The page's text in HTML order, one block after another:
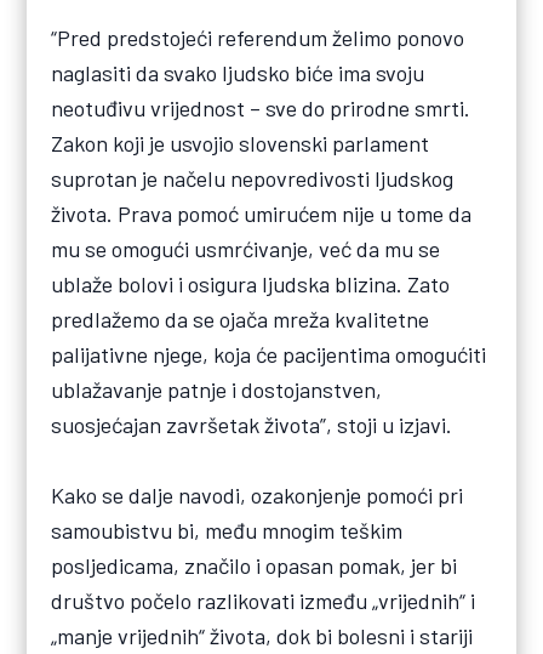
“Pred predstojeći referendum želimo ponovo
naglasiti da svako ljudsko biće ima svoju
neotuđivu vrijednost – sve do prirodne smrti.
Zakon koji je usvojio slovenski parlament
suprotan je načelu nepovredivosti ljudskog
života. Prava pomoć umirućem nije u tome da
mu se omogući usmrćivanje, već da mu se
ublaže bolovi i osigura ljudska blizina. Zato
predlažemo da se ojača mreža kvalitetne
palijativne njege, koja će pacijentima omogućiti
ublažavanje patnje i dostojanstven,
suosjećajan završetak života”, stoji u izjavi.
Kako se dalje navodi, ozakonjenje pomoći pri
samoubistvu bi, među mnogim teškim
posljedicama, značilo i opasan pomak, jer bi
društvo počelo razlikovati između „vrijednih“ i
„manje vrijednih“ života, dok bi bolesni i stariji